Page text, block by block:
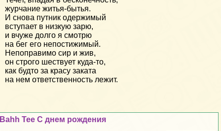
журчание житья-бытья.
И снова путник одержимый
вступает в низкую зарю,
и вчуже долго я смотрю
на бег его непостижимый.
Непоправимо сир и жив,
он строго шествует куда-то,
как будто за красу заката
на нем ответственность лежит.
Bahh Tee С днем рождения